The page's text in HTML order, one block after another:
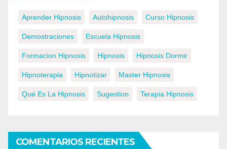
Aprender Hipnosis Autohipnosis Curso Hipnosis
Demostraciones Escuela Hipnosis
Formacion Hipnosis Hipnosis Hipnosis Dormir
Hipnoterapia Hipnotizar Master Hipnosis
Qué Es La Hipnosis Sugestion Terapia Hipnosis
COMENTARIOS RECIENTES